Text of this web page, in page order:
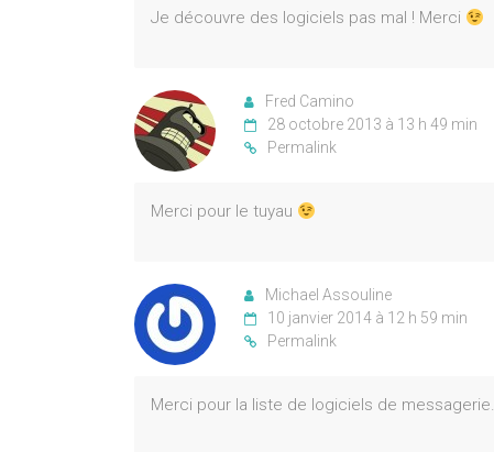
Je découvre des logiciels pas mal ! Merci
Fred Camino
28 octobre 2013 à 13 h 49 min
Permalink
Merci pour le tuyau
Michael Assouline
10 janvier 2014 à 12 h 59 min
Permalink
Merci pour la liste de logiciels de messagerie.